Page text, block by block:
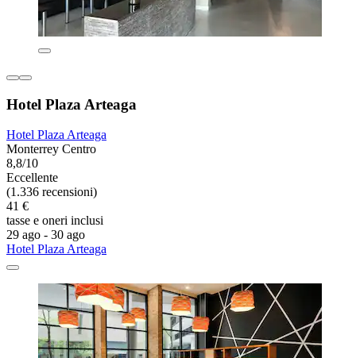
Hotel Plaza Arteaga
Hotel Plaza Arteaga
Monterrey Centro
8,8/10
Eccellente
(1.336 recensioni)
41 €
tasse e oneri inclusi
29 ago - 30 ago
Hotel Plaza Arteaga